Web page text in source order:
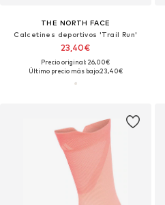
THE NORTH FACE
Calcetines deportivos 'Trail Run'
23,40€
Precio original: 26,00€
Último precio más bajo:23,40€